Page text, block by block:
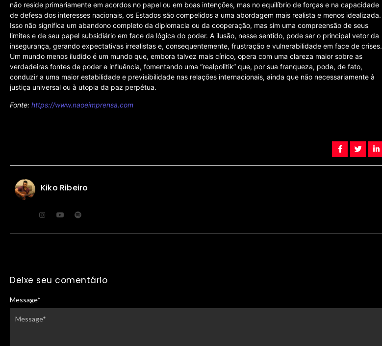
não reside primariamente em acordos no papel ou em boas intenções, mas no equilíbrio de forças e na capacidade
de defesa dos interesses nacionais, os Estados são compelidos a uma abordagem mais realista e menos idealizada.
Isso não significa um abandono completo da diplomacia ou da cooperação, mas sim uma compreensão de seus
limites e de seu papel subsidiário em face da lógica do poder. A ilusão, nesse sentido, pode ser o principal vetor da
insegurança, gerando expectativas irrealistas e, consequentemente, frustração e vulnerabilidade em face de crises.
Um mundo menos iludido é um mundo que, embora talvez mais cínico, opera com uma clareza maior sobre as
verdadeiras fontes de poder e influência, fomentando uma “realpolitik” que, por sua franqueza, pode, de fato,
conduzir a uma maior estabilidade e previsibilidade nas relações internacionais, ainda que não necessariamente à
justiça universal ou à utopia da paz perpétua.
Fonte: https://www.naoeimprensa.com
Kiko Ribeiro
Deixe seu comentário
Message*